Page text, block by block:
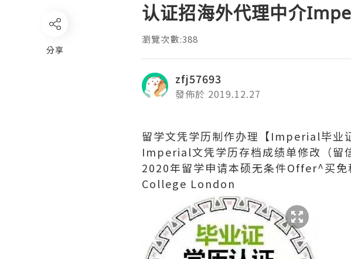
认证招海外代理中介
瀏覽次數:388
zfj57693
發佈於 2019.12.27
留学文凭学历制作办理【Imperial毕业
Imperial文凭学历存档成绩单修改（留
2020年留学申请本硕无条件Offer^买
College London
分享